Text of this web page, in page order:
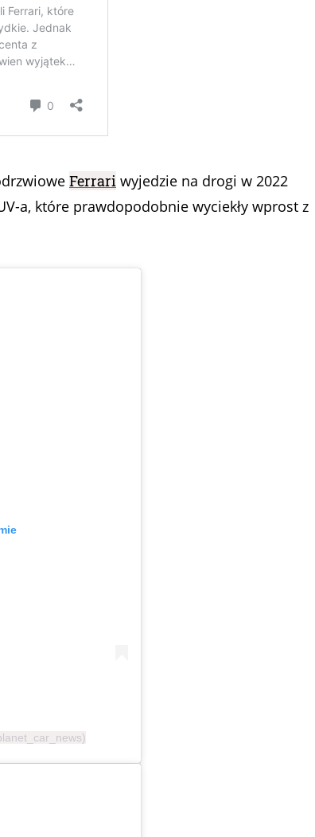
Ferrari wyjedzie na drogi w 2022
a, które prawdopodobnie wyciekły wprost z